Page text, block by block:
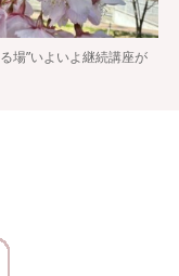
場”いよいよ継続講座が